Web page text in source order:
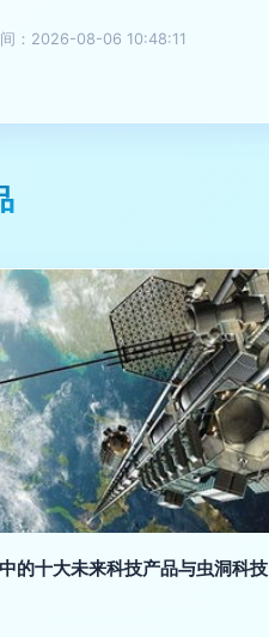
：2026-08-06 10:48:11
的十大未来科技产品与虫洞科技